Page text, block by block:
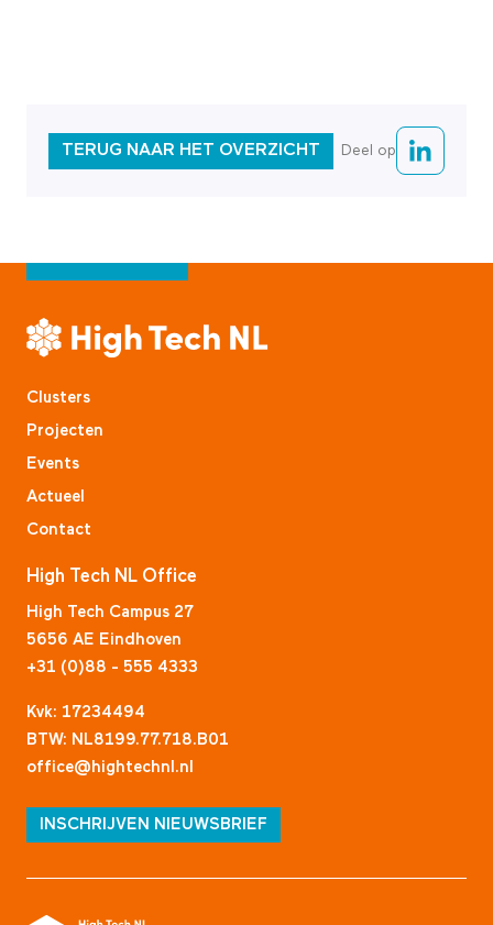
TERUG NAAR HET OVERZICHT Deel op
Clusters
Projecten
Events
Actueel
Contact
High Tech NL Office
High Tech Campus 27
5656 AE Eindhoven
+31 (0)88 - 555 4333
Kvk: 17234494
BTW: NL8199.77.718.B01
office@hightechnl.nl
INSCHRIJVEN NIEUWSBRIEF